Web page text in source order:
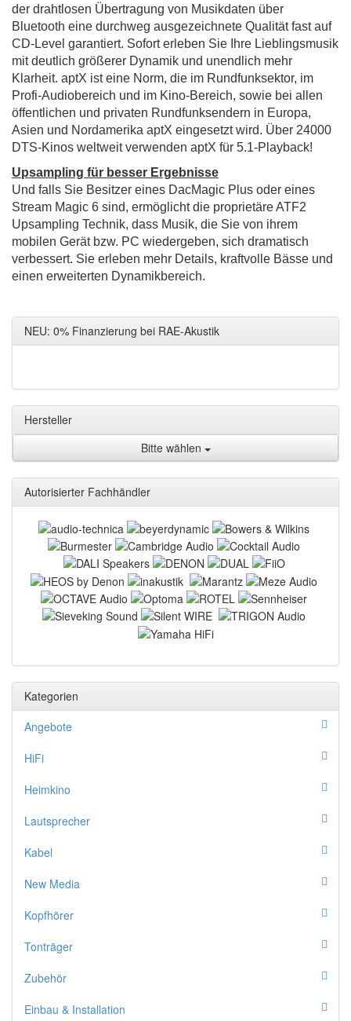
der drahtlosen Übertragung von Musikdaten über
Bluetooth eine durchweg ausgezeichnete Qualität fast auf
CD-Level garantiert. Sofort erleben Sie Ihre Lieblingsmusik
mit deutlich größerer Dynamik und unendlich mehr
Klarheit. aptX ist eine Norm, die im Rundfunksektor, im
Profi-Audiobereich und im Kino-Bereich, sowie bei allen
öffentlichen und privaten Rundfunksendern in Europa,
Asien und Nordamerika aptX eingesetzt wird. Über 24000
DTS-Kinos weltweit verwenden aptX für 5.1-Playback!
Upsampling für besser Ergebnisse
Und falls Sie Besitzer eines DacMagic Plus oder eines
Stream Magic 6 sind, ermöglicht die proprietäre ATF2
Upsampling Technik, dass Musik, die Sie von ihrem
mobilen Gerät bzw. PC wiedergeben, sich dramatisch
verbessert. Sie erleben mehr Details, kraftvolle Bässe und
einen erweiterten Dynamikbereich.
NEU: 0% Finanzierung bei RAE-Akustik
Hersteller
Bitte wählen
Autorisierter Fachhändler
Kategorien
Angebote
HiFi
Heimkino
Lautsprecher
Kabel
New Media
Kopfhörer
Tonträger
Zubehör
Einbau & Installation